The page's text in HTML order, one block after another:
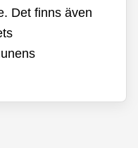
Det finns även